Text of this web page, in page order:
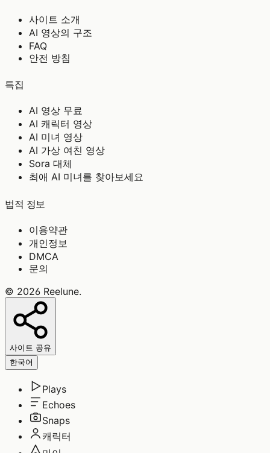
사이트 소개
AI 영상의 구조
FAQ
안전 방침
특집
AI 영상 무료
AI 캐릭터 영상
AI 미녀 영상
AI 가상 여친 영상
Sora 대체
최애 AI 미녀를 찾아보세요
법적 정보
이용약관
개인정보
DMCA
문의
© 2026 Reelune.
사이트 공유
한국어
Plays
Echoes
Snaps
캐릭터